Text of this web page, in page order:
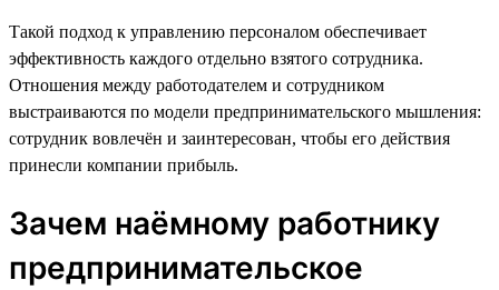
Такой подход к управлению персоналом обеспечивает
эффективность каждого отдельно взятого сотрудника.
Отношения между работодателем и сотрудником
выстраиваются по модели предпринимательского мышления:
сотрудник вовлечён и заинтересован, чтобы его действия
принесли компании прибыль.
Зачем наёмному работнику
предпринимательское